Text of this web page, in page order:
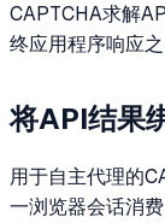
CAPTCHA求解
终应用程序响应
将API结果
用于自主代理的
一浏览器会话消